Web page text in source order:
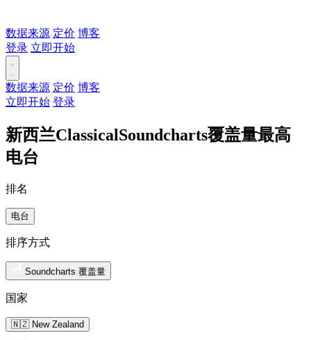
数据来源 定价 博客
登录 立即开始
数据来源 定价 博客
立即开始 登录
新西兰ClassicalSoundcharts覆盖量最高
电台
排名
电台
排序方式
Soundcharts 覆盖量
国家
🇳🇿 New Zealand